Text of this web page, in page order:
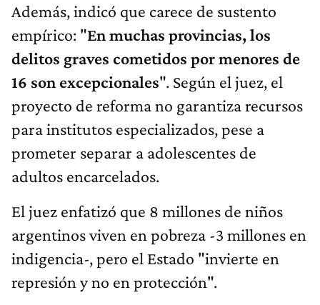
Además, indicó que carece de sustento
empírico: "En muchas provincias, los
delitos graves cometidos por menores de
16 son excepcionales". Según el juez, el
proyecto de reforma no garantiza recursos
para institutos especializados, pese a
prometer separar a adolescentes de
adultos encarcelados.
El juez enfatizó que 8 millones de niños
argentinos viven en pobreza -3 millones en
indigencia-, pero el Estado "invierte en
represión y no en protección".